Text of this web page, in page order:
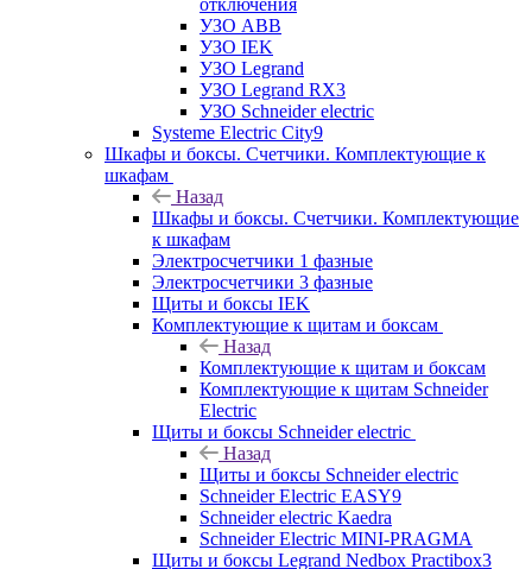
УЗО ABB
УЗО IEK
УЗО Legrand
УЗО Legrand RX3
УЗО Schneider electric
Systeme Electric City9
Шкафы и боксы. Счетчики. Комплектующие к
шкафам
Назад
Шкафы и боксы. Счетчики. Комплектующие
к шкафам
Электросчетчики 1 фазные
Электросчетчики 3 фазные
Щиты и боксы IEK
Комплектующие к щитам и боксам
Назад
Комплектующие к щитам и боксам
Комплектующие к щитам Schneider
Electric
Щиты и боксы Schneider electric
Назад
Щиты и боксы Schneider electric
Schneider Electric EASY9
Schneider electric Kaedra
Schneider Electric MINI-PRAGMA
Щиты и боксы Legrand Nedbox Practibox3